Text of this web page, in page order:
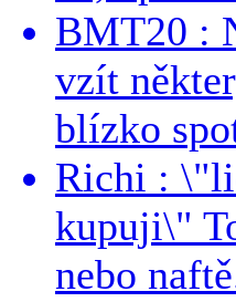
BMT20 :
vzít
blízko
Richi :
kupuji\"
nebo